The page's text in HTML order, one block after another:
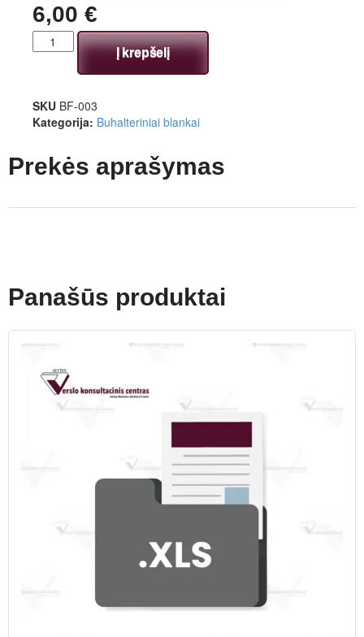
6,00 €
Į krepšelį
SKU BF-003
Kategorija: Buhalteriniai blankai
Prekės aprašymas
Panašūs produktai